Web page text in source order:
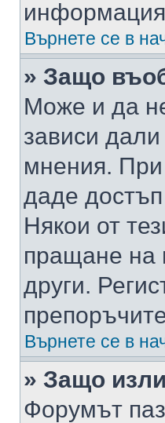
Върнете се в
» Защо
Може и да
зависи
мнения. При
даде
Някои от
пращане на
други.
Върнете се в
» Защо
Форумът